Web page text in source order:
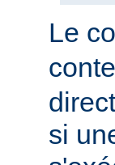
Le
si